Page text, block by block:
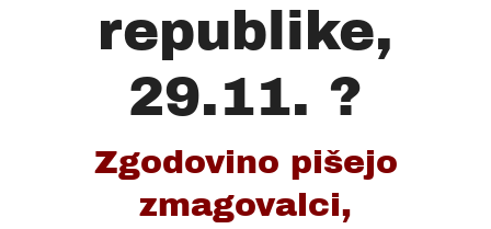
republike,
29.11. ?
Zgodovino pišejo
zmagovalci,